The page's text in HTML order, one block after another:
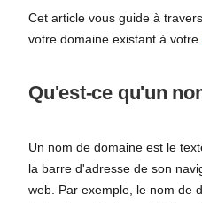
Cet article vous guide à
votre domaine existant à votre
Qu'est-ce qu'un
Un nom de domaine est le
la barre d'adresse de son
web. Par exemple, le nom de